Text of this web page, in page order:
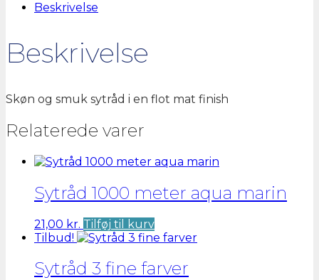
Beskrivelse
Beskrivelse
Skøn og smuk sytråd i en flot mat finish
Relaterede varer
Sytråd 1000 meter aqua marin
21,00 kr. Tilføj til kurv
Tilbud!
Sytråd 3 fine farver